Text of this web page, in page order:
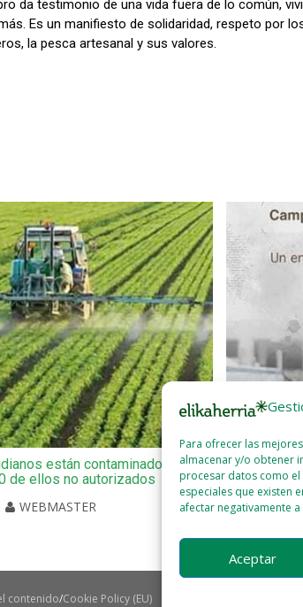
Para ofrecer las
almacenar y/o obtener
procesar datos como
especiales que existen
afectar negativamente
Aceptar
da testimonio de una vida fuera de lo común,
Es un manifiesto de solidaridad, respeto por
la pesca artesanal y sus valores.
están contaminados por
de ellos no autorizados
WEBMASTER
Un informe
mujeres en
2025 -
contenido Cookie Policy (EU)